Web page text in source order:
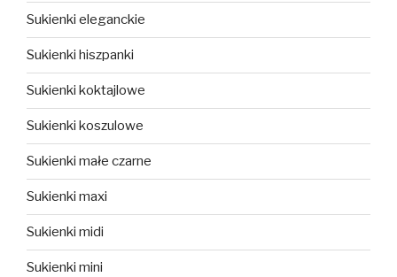
Sukienki eleganckie
Sukienki hiszpanki
Sukienki koktajlowe
Sukienki koszulowe
Sukienki małe czarne
Sukienki maxi
Sukienki midi
Sukienki mini